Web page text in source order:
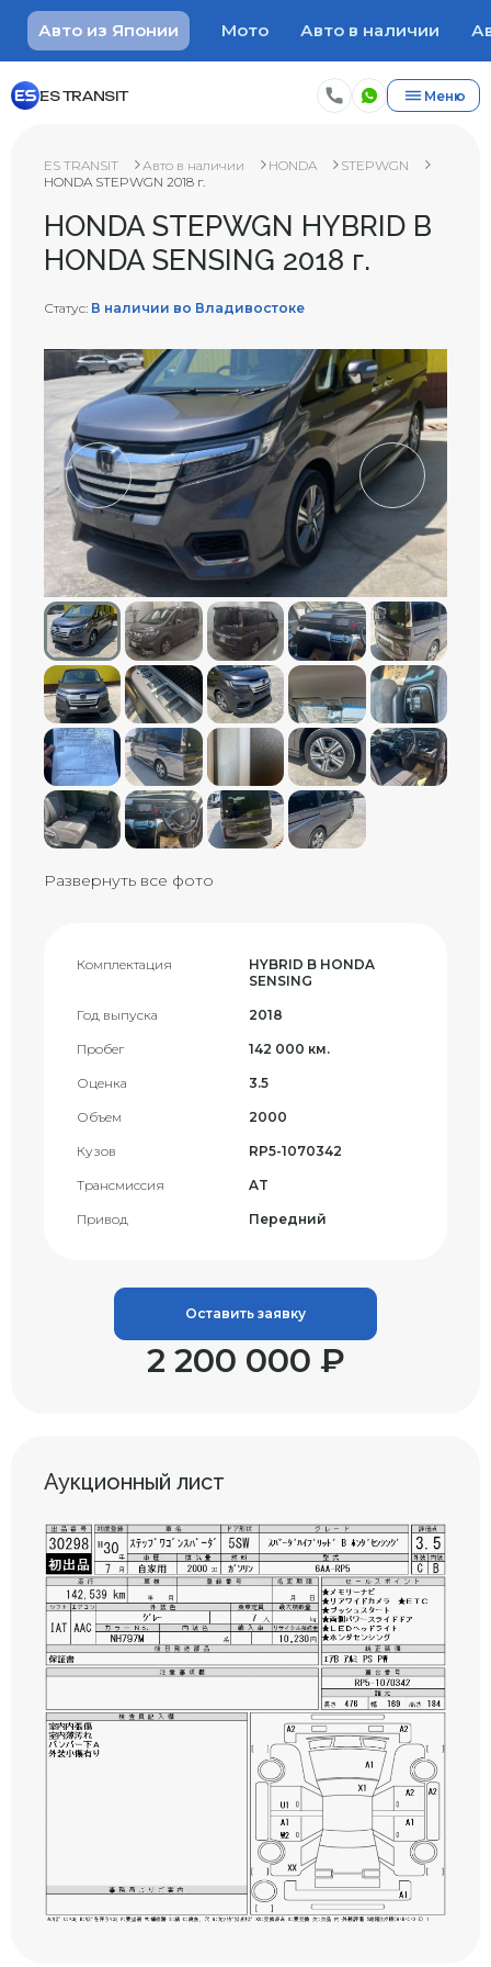
Авто из Японии Мото Авто в наличии
ES TRANSIT Меню
ES TRANSIT Авто в наличии HONDA
STEPWGN
HONDA STEPWGN 2018 г.
HONDA STEPWGN HYBRID B
HONDA SENSING 2018 г.
Статус: В наличии во Владивостоке
Развернуть все фото
Комплектация
HYBRID B HONDA
SENSING
Год выпуска 2018
Пробег 142 000 км.
Оценка 3.5
Объем 2000
Кузов RP5-1070342
Трансмиссия AT
Привод Передний
Оставить заявку
2 200 000 ₽
Аукционный лист